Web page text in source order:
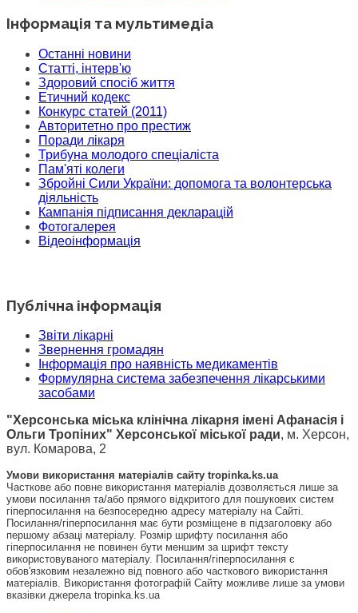
Інформація та мультимедіа
Останні новини
Статті, інтерв'ю
Здоровий спосіб життя
Етичний кодекс
Конкурс статей (2011)
Авторитетно про престиж
Поради лікаря
Трибуна молодого спеціаліста
Пам'яті колеги
Збройні Сили України: допомога та волонтерська
діяльність
Кампанія підписання декларацій
Фотогалерея
Відеоінформація
Публічна інформація
Звіти лікарні
Звернення громадян
Інформація про наявність медикаментів
Формулярна система забезпечення лікарськими
засобами
"Херсонська міська клінічна лікарня імені Афанасія і
Ольги Тропіних" Херсонської міської ради, м. Херсон,
вул. Комарова, 2
Умови використання матеріалів сайту tropinka.ks.ua
Часткове або повне використання матеріалів дозволяється лише за
умови посилання та/або прямого відкритого для пошукових систем
гіперпосилання на безпосередню адресу матеріалу на Сайті.
Посилання/гіперпосилання має бути розміщене в підзаголовку або
першому абзаці матеріалу. Розмір шрифту посилання або
гіперпосилання не повинен бути меншим за шрифт тексту
використовуваного матеріалу. Посилання/гіперпосилання є
обов'язковим незалежно від повного або часткового використання
матеріалів. Використання фотографій Сайту можливе лише за умови
вказівки джерела tropinka.ks.ua